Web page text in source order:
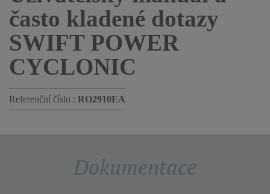
často kladené dotazy
SWIFT POWER
CYCLONIC
Referenční číslo : RO2910EA
Dokumentace